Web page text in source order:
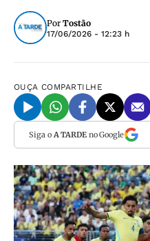
Por Tostão
17/06/2026 - 12:23 h
OUÇA COMPARTILHE
Siga o A TARDEno Google